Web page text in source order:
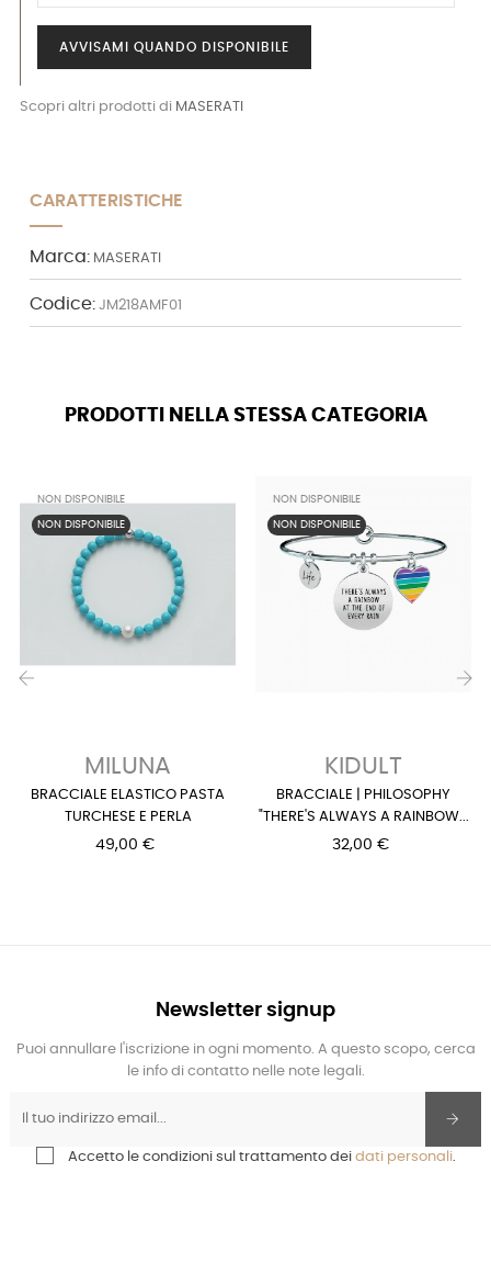
AVVISAMI QUANDO DISPONIBILE
Scopri altri prodotti di MASERATI
CARATTERISTICHE
Marca: MASERATI
Codice: JM218AMF01
PRODOTTI NELLA STESSA CATEGORIA
NON DISPONIBILE
NON DISPONIBILE
MILUNA
BRACCIALE ELASTICO PASTA
TURCHESE E PERLA
49,00 €
NON DISPONIBILE
NON DISPONIBILE
KIDULT
BRACCIALE | PHILOSOPHY
"THERE'S ALWAYS A RAINBOW...
32,00 €
Newsletter signup
Puoi annullare l'iscrizione in ogni momento. A questo scopo, cerca
le info di contatto nelle note legali.
Accetto le condizioni sul trattamento dei dati personali.